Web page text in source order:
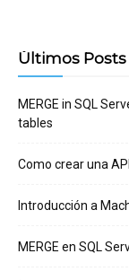
Últimos Posts
MERGE in SQL
tables
Como crear una
Introducción a
MERGE en SQL